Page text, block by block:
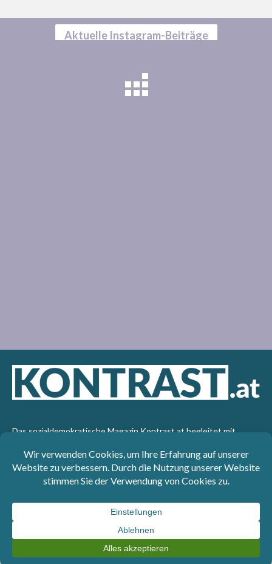
Aktuelle Instagram-Beiträge
Das sozialdemokratische Magazin Kontrast.at begleitet mit
Gesellschaft, Staat und Wirtschaft von einem progressiven,
emanzipatorischen Standpunkt aus. Kontrast wirft den Blick der
sozialen Gerechtigkeit auf die Welt.
: SPÖ-Klub - 1017 Wien - Telefon: +43 1 40110-
3393 - e-mail: redaktion@kontrast.at -
Datenschutzerklärung